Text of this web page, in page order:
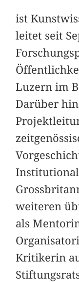
ist
leitet seit
Luzern im
Darüber
weiteren
als
Kritikerin